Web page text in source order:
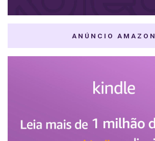
ANÚNCIO AMAZON